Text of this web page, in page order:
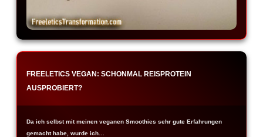
FREELETICS VEGAN: SCHONMAL REISPROTEIN
AUSPROBIERT?
Da ich selbst mit meinen veganen Smoothies sehr gute Erfahrungen
gemacht habe, wurde ich…